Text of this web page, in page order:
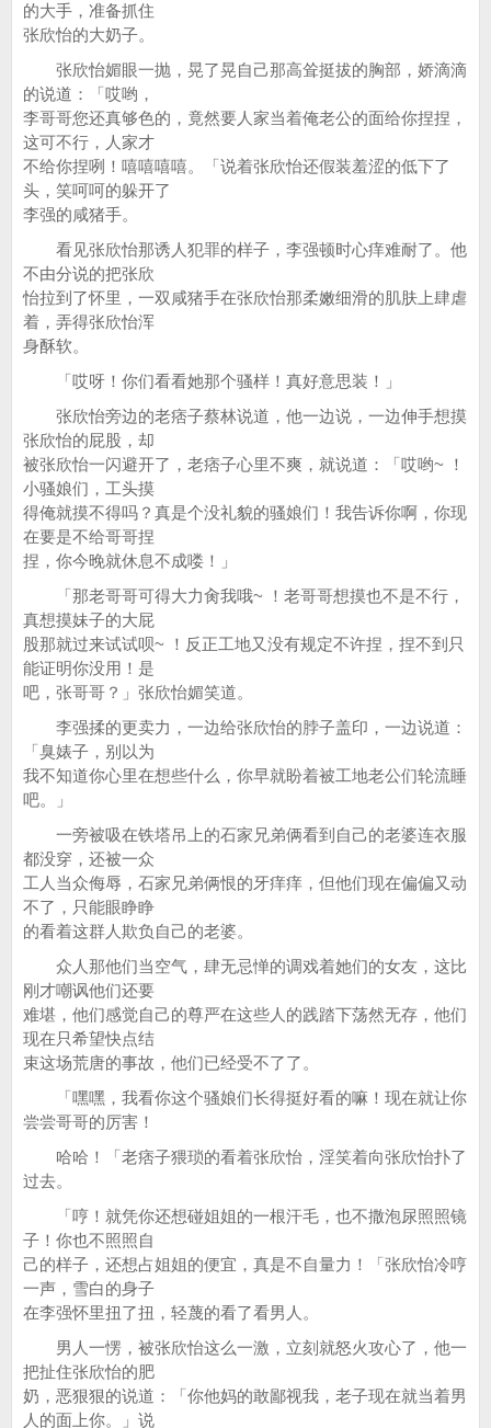
的大手，准备抓住
张欣怡的大奶子。
张欣怡媚眼一抛，晃了晃自己那高耸挺拔的胸部，娇滴滴
的说道：「哎哟，
李哥哥您还真够色的，竟然要人家当着俺老公的面给你捏捏，
这可不行，人家才
不给你捏咧！嘻嘻嘻嘻。「说着张欣怡还假装羞涩的低下了
头，笑呵呵的躲开了
李强的咸猪手。
看见张欣怡那诱人犯罪的样子，李强顿时心痒难耐了。他
不由分说的把张欣
怡拉到了怀里，一双咸猪手在张欣怡那柔嫩细滑的肌肤上肆虐
着，弄得张欣怡浑
身酥软。
「哎呀！你们看看她那个骚样！真好意思装！」
张欣怡旁边的老痞子蔡林说道，他一边说，一边伸手想摸
张欣怡的屁股，却
被张欣怡一闪避开了，老痞子心里不爽，就说道：「哎哟~ ！
小骚娘们，工头摸
得俺就摸不得吗？真是个没礼貌的骚娘们！我告诉你啊，你现
在要是不给哥哥捏
捏，你今晚就休息不成喽！」
「那老哥哥可得大力肏我哦~ ！老哥哥想摸也不是不行，
真想摸妹子的大屁
股那就过来试试呗~ ！反正工地又没有规定不许捏，捏不到只
能证明你没用！是
吧，张哥哥？」张欣怡媚笑道。
李强揉的更卖力，一边给张欣怡的脖子盖印，一边说道：
「臭婊子，别以为
我不知道你心里在想些什么，你早就盼着被工地老公们轮流睡
吧。」
一旁被吸在铁塔吊上的石家兄弟俩看到自己的老婆连衣服
都没穿，还被一众
工人当众侮辱，石家兄弟俩恨的牙痒痒，但他们现在偏偏又动
不了，只能眼睁睁
的看着这群人欺负自己的老婆。
众人那他们当空气，肆无忌惮的调戏着她们的女友，这比
刚才嘲讽他们还要
难堪，他们感觉自己的尊严在这些人的践踏下荡然无存，他们
现在只希望快点结
束这场荒唐的事故，他们已经受不了了。
「嘿嘿，我看你这个骚娘们长得挺好看的嘛！现在就让你
尝尝哥哥的厉害！
哈哈！「老痞子猥琐的看着张欣怡，淫笑着向张欣怡扑了
过去。
「哼！就凭你还想碰姐姐的一根汗毛，也不撒泡尿照照镜
子！你也不照照自
己的样子，还想占姐姐的便宜，真是不自量力！「张欣怡冷哼
一声，雪白的身子
在李强怀里扭了扭，轻蔑的看了看男人。
男人一愣，被张欣怡这么一激，立刻就怒火攻心了，他一
把扯住张欣怡的肥
奶，恶狠狠的说道：「你他妈的敢鄙视我，老子现在就当着男
人的面上你。」说